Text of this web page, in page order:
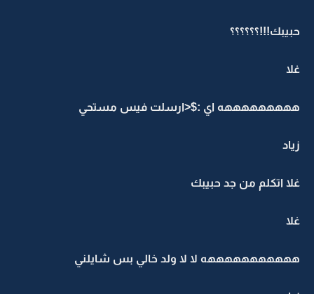
حبيبك!!!؟؟؟؟؟؟
غلا
هههههههههه اي :$<ارسلت فيس مستحي
زياد
غلا اتكلم من جد حبيبك
غلا
هههههههههههه لا لا ولد خالي بس شايلني